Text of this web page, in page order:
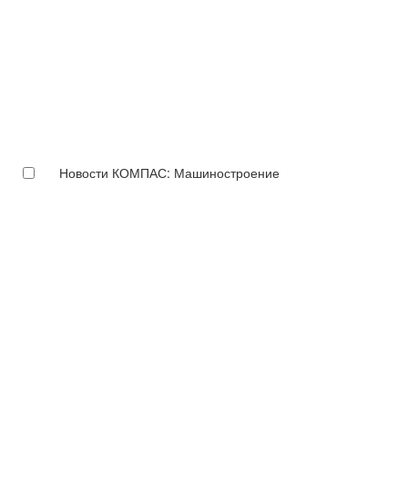
Новости КОМПАС: Машиностроение